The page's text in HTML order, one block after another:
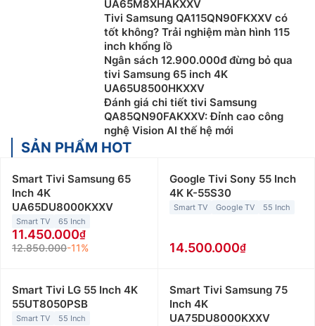
UA65M8XHAKXXV
Tivi Samsung QA115QN90FKXXV có
tốt không? Trải nghiệm màn hình 115
inch khổng lồ
Ngân sách 12.900.000đ đừng bỏ qua
tivi Samsung 65 inch 4K
UA65U8500HKXXV
Đánh giá chi tiết tivi Samsung
QA85QN90FAKXXV: Đỉnh cao công
nghệ Vision AI thế hệ mới
SẢN PHẨM HOT
Smart Tivi Samsung 65
Inch 4K
UA65DU8000KXXV
Smart TV 65 Inch
11.450.000
12.850.000-11%
Google Tivi Sony 55 Inch
4K K-55S30
Smart TV Google TV 55 Inch
14.500.000
Smart Tivi LG 55 Inch 4K
55UT8050PSB
Smart TV 55 Inch
Smart Tivi Samsung 75
Inch 4K
UA75DU8000KXXV